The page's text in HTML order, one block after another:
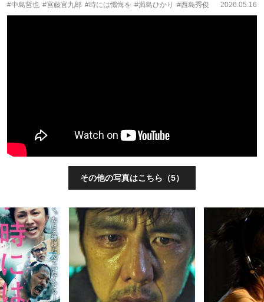
#中島哲也 #宮藤官九郎 #時には懺悔を #満島ひかり #西島秀俊 2026.05.16
その他の写真はこちら（5）